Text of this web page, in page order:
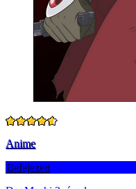
Anime
Befejezett